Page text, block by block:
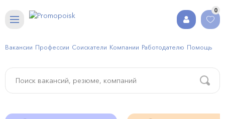
0
Вакансии Профессии Соискатели Компании Работодателю Помощь